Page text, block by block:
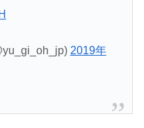
2019年